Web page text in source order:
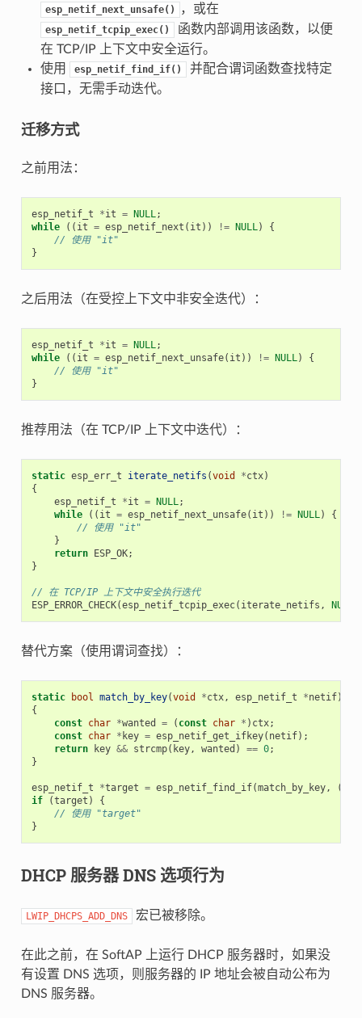
esp_netif_next_unsafe() ，或在
esp_netif_tcpip_exec()
函数内部调用该函数，以便
在 TCP/IP 上下文中安全运行。
使用
esp_netif_find_if()
并配合谓词函数查找特定
接口，无需手动迭代。
迁移方式
之前用法：
esp_netif_t *it = NULL;
while
(( it = esp_netif_next ( it )) != NULL)
{
// 使用 "it"
}
之后用法（在受控上下文中非安全迭代）：
esp_netif_t *it = NULL;
while
(( it = esp_netif_next_unsafe( it )) != NULL)
{
// 使用 "it"
}
推荐用法（在 TCP/IP 上下文中迭代）：
static esp_err_t iterate_netifs (void *ctx)
{
esp_netif_t
*it = NULL;
while
(( it = esp_netif_next_unsafe( it )) != NULL)
{
// 使用 "it"
}
return ESP_OK;
}
// 在 TCP/IP 上下文中安全执行迭代
ESP_ERROR_CHECK(esp_netif_tcpip_exec( iterate_netifs , NULL
替代方案（使用谓词查找）：
static bool match_by_key(void *ctx, esp_netif_t *netif)
{
const char *wanted = ( const char * ) ctx;
const char * key = esp_netif_get_ifkey( netif);
return
key && strcmp( key, wanted ) == 0;
}
esp_netif_t *target = esp_netif_find_if(match_by_key, (
if
(target )
{
// 使用 "target"
}
DHCP 服务器 DNS 选项行为
LWIP_DHCPS_ADD_DNS 宏已被移除。
在此之前，在 SoftAP 上运行 DHCP 服务器时，如果没
有设置 DNS 选项，则服务器的 IP 地址会被自动公布为
DNS 服务器。